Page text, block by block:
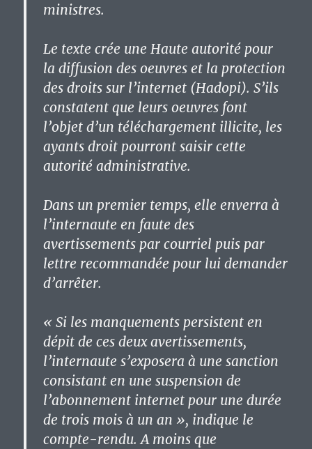
ministres.
Le texte crée une Haute autorité pour
la diffusion des oeuvres et la protection
des droits sur l’internet (Hadopi). S’ils
constatent que leurs oeuvres font
l’objet d’un téléchargement illicite, les
ayants droit pourront saisir cette
autorité administrative.
Dans un premier temps, elle enverra à
l’internaute en faute des
avertissements par courriel puis par
lettre recommandée pour lui demander
d’arrêter.
« Si les manquements persistent en
dépit de ces deux avertissements,
l’internaute s’exposera à une sanction
consistant en une suspension de
l’abonnement internet pour une durée
de trois mois à un an », indique le
compte-rendu. A moins que